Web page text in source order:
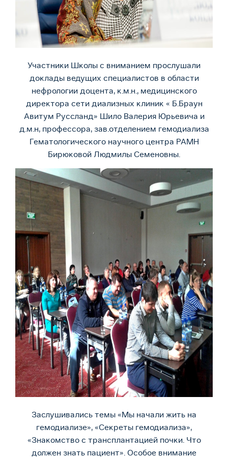
Участники Школы с вниманием прослушали
доклады ведущих специалистов в области
нефрологии доцента, к.м.н., медицинского
директора сети диализных клиник « Б.Браун
Авитум Руссланд» Шило Валерия Юрьевича и
д.м.н, профессора, зав.отделением гемодиализа
Гематологического научного центра РАМН
Бирюковой Людмилы Семеновны.
Заслушивались темы «Мы начали жить на
гемодиализе», «Секреты гемодиализа»,
«Знакомство с трансплантацией почки. Что
должен знать пациент». Особое внимание